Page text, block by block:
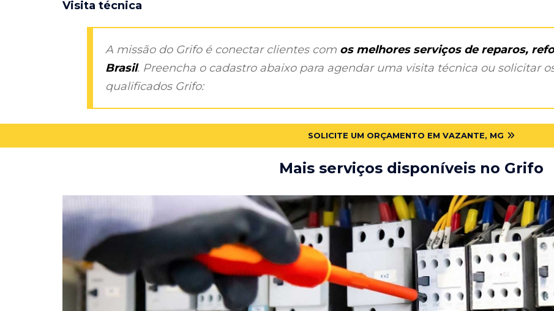
Visita técnica
A missão do Grifo é conectar clientes com os melhores serviços de reparos,
Brasil. Preencha o cadastro abaixo para agendar uma visita técnica ou solicitar
qualificados Grifo:
SOLICITE UM ORÇAMENTO EM VAZANTE, MG
Mais serviços disponíveis no Grifo